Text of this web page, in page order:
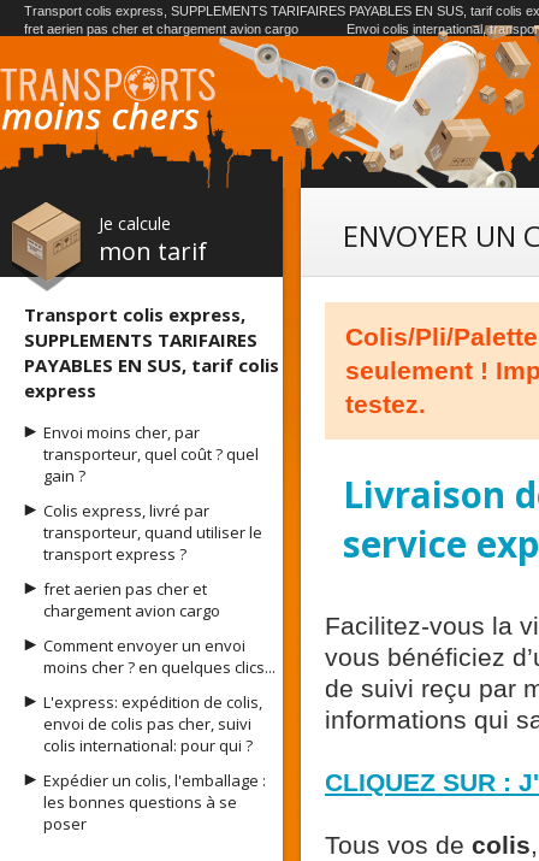
Transport colis express, SUPPLEMENTS TARIFAIRES PAYABLES EN SUS, tarif colis
fret aerien pas cher et chargement avion cargo
Envoi colis international,
Je calcule
mon tarif
Transport colis express,
SUPPLEMENTS TARIFAIRES
PAYABLES EN SUS, tarif colis
express
Envoi moins cher, par
transporteur, quel coût ? quel
gain ?
Colis express, livré par
transporteur, quand utiliser le
transport express ?
fret aerien pas cher et
chargement avion cargo
Comment envoyer un envoi
moins cher ? en quelques clics...
L'express: expédition de colis,
envoi de colis pas cher, suivi
colis international: pour qui ?
Expédier un colis, l'emballage :
les bonnes questions à se
poser
ENVOYER UN
Colis/Pli/
seulement !
testez.
Livraison
service
Facilitez-vous la
vous bénéficiez
de suivi reçu par
informations qui
CLIQUEZ SUR :
Tous vos de colis